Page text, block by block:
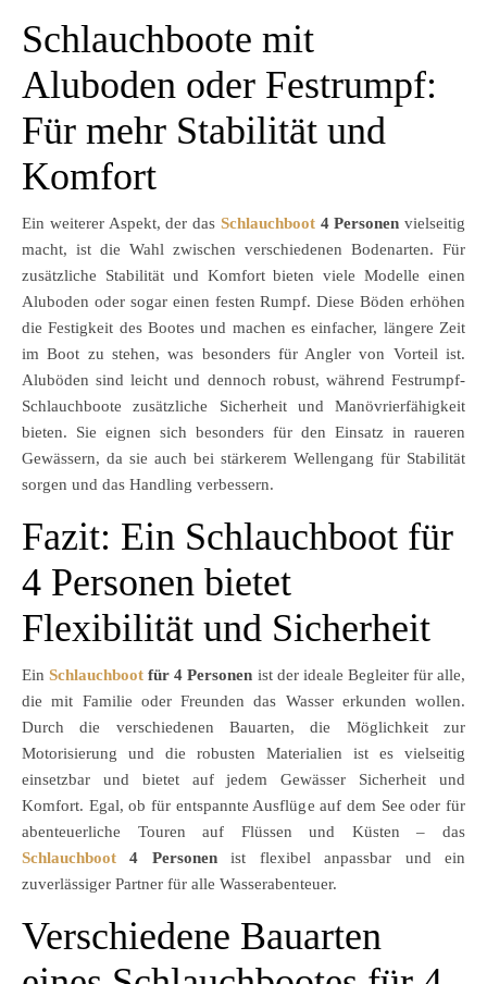
Schlauchboote mit
Aluboden oder Festrumpf:
Für mehr Stabilität und
Komfort
Ein weiterer Aspekt, der das Schlauchboot4 Personen vielseitig
macht, ist die Wahl zwischen verschiedenen Bodenarten. Für
zusätzliche Stabilität und Komfort bieten viele Modelle einen
Aluboden oder sogar einen festen Rumpf. Diese Böden erhöhen
die Festigkeit des Bootes und machen es einfacher, längere Zeit
im Boot zu stehen, was besonders für Angler von Vorteil ist.
Aluböden sind leicht und dennoch robust, während Festrumpf-
Schlauchboote zusätzliche Sicherheit und Manövrierfähigkeit
bieten. Sie eignen sich besonders für den Einsatz in raueren
Gewässern, da sie auch bei stärkerem Wellengang für Stabilität
sorgen und das Handling verbessern.
Fazit: Ein Schlauchboot für
4 Personen bietet
Flexibilität und Sicherheit
EinSchlauchboot für 4 Personen ist der ideale Begleiter für alle,
die mit Familie oder Freunden das Wasser erkunden wollen.
Durch die verschiedenen Bauarten, die Möglichkeit zur
Motorisierung und die robusten Materialien ist es vielseitig
einsetzbar und bietet auf jedem Gewässer Sicherheit und
Komfort. Egal, ob für entspannte Ausflüge auf dem See oder für
abenteuerliche Touren auf Flüssen und Küsten – das
Schlauchboot 4 Personenist flexibel anpassbar und ein
zuverlässiger Partner für alle Wasserabenteuer.
Verschiedene Bauarten